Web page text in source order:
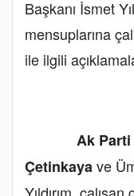
Başkanı İsmet
mensuplarına
ile ilgili
Ak Parti
Çetinkayave
Yıldırım